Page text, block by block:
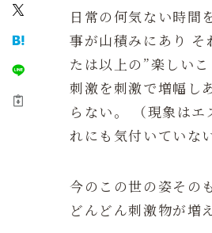
日常の何気ない時間
事が山積みにあり そ
たは以上の”楽しい
刺激を刺激で増幅し
らない。 （現象は
れにも気付いていな
今のこの世の姿その
どんどん刺激物が増